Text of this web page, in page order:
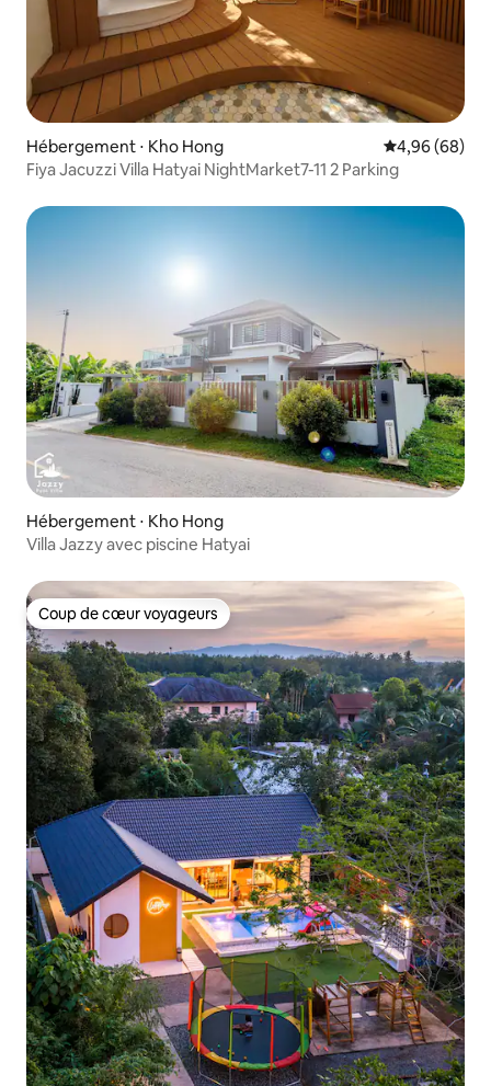
Hébergement ⋅ Kho Hong Évaluation
4,96 (68)
Fiya Jacuzzi Villa Hatyai NightMarket7-11 2 Parking
Hébergement ⋅ Kho Hong
Villa Jazzy avec piscine Hatyai
Coup de cœur voyageurs
Coup de cœur voyageurs